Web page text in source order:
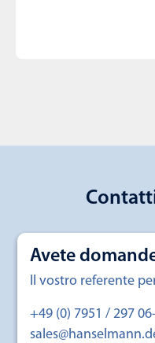
Avete
Il vostro referente
+49 (0) 7951 / 297